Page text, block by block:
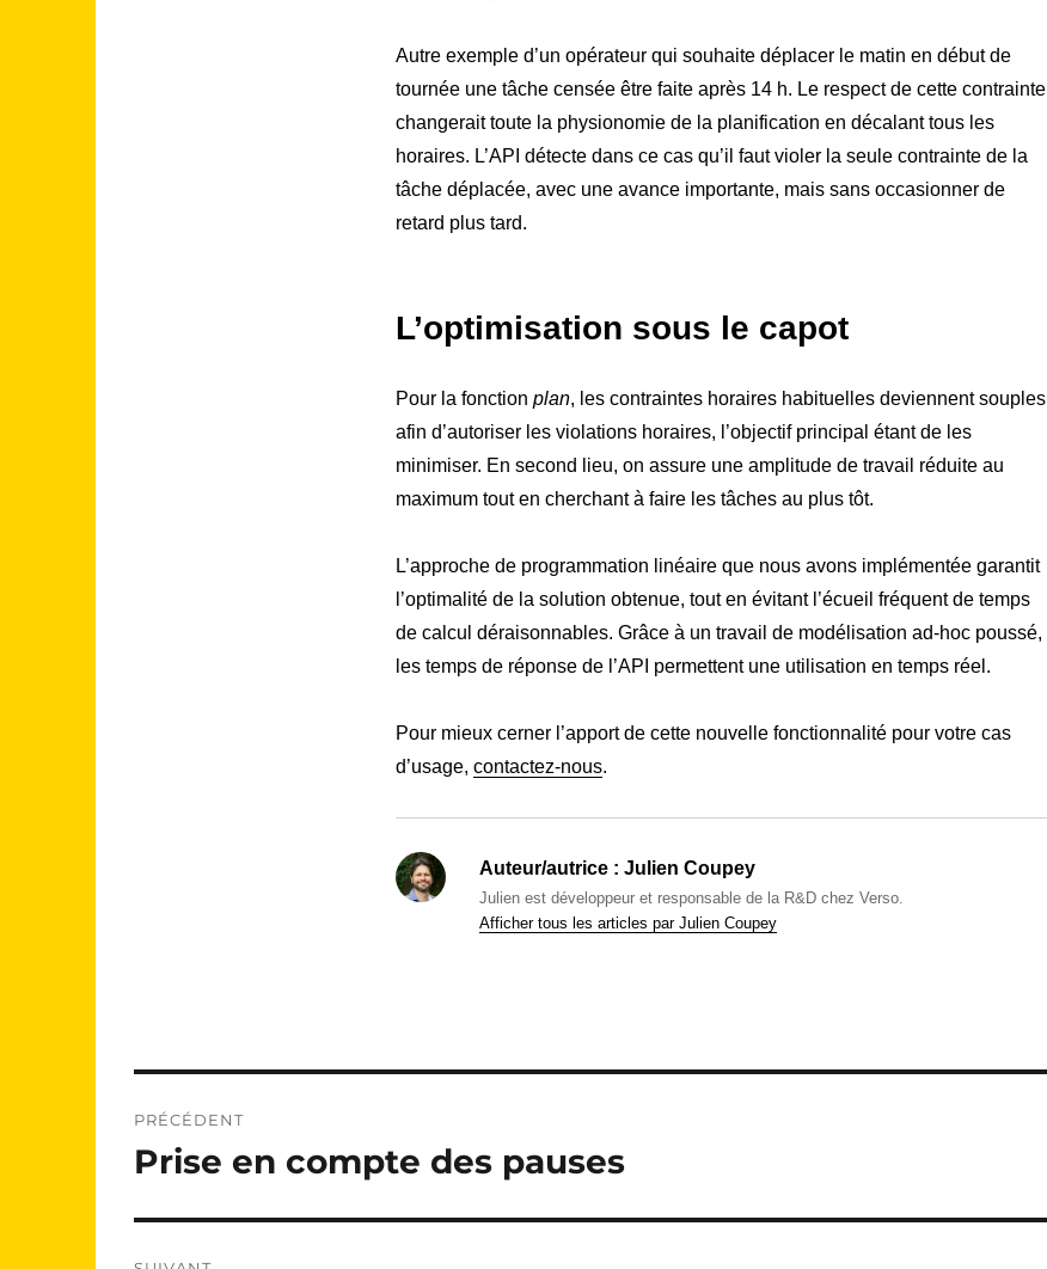
Autre exemple d’un opérateur qui souhaite déplacer le matin en début de
tournée une tâche censée être faite après 14 h. Le respect de cette contrainte
changerait toute la physionomie de la planification en décalant tous les
horaires. L’API détecte dans ce cas qu’il faut violer la seule contrainte de la
tâche déplacée, avec une avance importante, mais sans occasionner de
retard plus tard.
L’optimisation sous le capot
Pour la fonction plan, les contraintes horaires habituelles deviennent souples
afin d’autoriser les violations horaires, l’objectif principal étant de les
minimiser. En second lieu, on assure une amplitude de travail réduite au
maximum tout en cherchant à faire les tâches au plus tôt.
L’approche de programmation linéaire que nous avons implémentée garantit
l’optimalité de la solution obtenue, tout en évitant l’écueil fréquent de temps
de calcul déraisonnables. Grâce à un travail de modélisation ad-hoc poussé,
les temps de réponse de l’API permettent une utilisation en temps réel.
Pour mieux cerner l’apport de cette nouvelle fonctionnalité pour votre cas
d’usage, contactez-nous.
Auteur/autrice : Julien Coupey
Julien est développeur et responsable de la R&D chez Verso.
Afficher tous les articles par Julien Coupey
de
PRÉCÉDENT
Publication
Prise en compte des pauses